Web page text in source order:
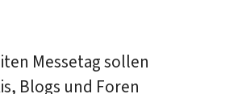
Messetag sollen
Blogs und Foren